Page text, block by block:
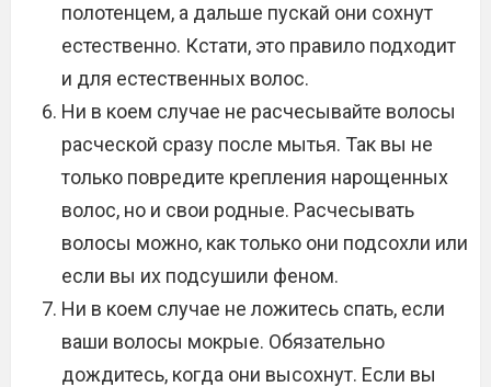
полотенцем, а дальше пускай они сохнут
естественно. Кстати, это правило подходит
и для естественных волос.
Ни в коем случае не расчесывайте волосы
расческой сразу после мытья. Так вы не
только повредите крепления нарощенных
волос, но и свои родные. Расчесывать
волосы можно, как только они подсохли или
если вы их подсушили феном.
Ни в коем случае не ложитесь спать, если
ваши волосы мокрые. Обязательно
дождитесь, когда они высохнут. Если вы